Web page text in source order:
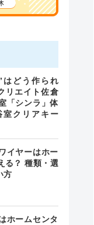
はどう作られ
リエイト佐倉
「シンラ」体
クリアキー
イヤーはホー
る？ 種類・選
方
ホームセンタ